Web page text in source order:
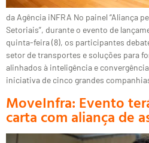
da Agência iNFRA No painel “Aliança
Setoriais”, durante o evento de
quinta-feira (8), os participantes
setor de transportes e soluções para
alinhados à inteligência e
iniciativa de cinco grandes
MoveInfra: Evento
carta com aliança de